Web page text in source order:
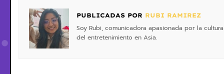
PUBLICADAS POR RUBI RAMIREZ
Soy Rubi, comunicadora apasionada por la
del entretenimiento en Asia.